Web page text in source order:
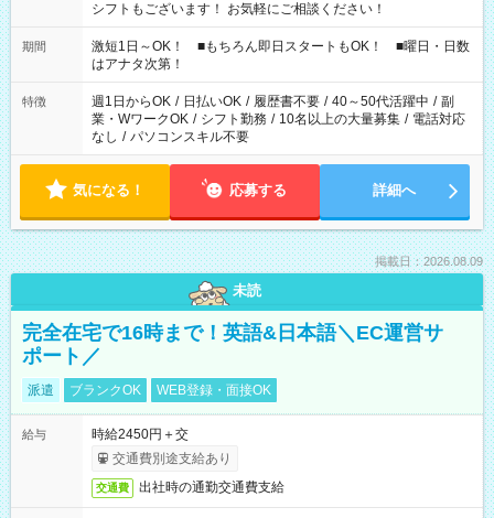
シフトもございます！ お気軽にご相談ください！
期間
激短1日～OK！ ■もちろん即日スタートもOK！ ■曜日・日数
はアナタ次第！
特徴 週1日からOK / 日払いOK / 履歴書不要 / 40～50代活躍中 / 副
業・WワークOK / シフト勤務 / 10名以上の大量募集 / 電話対応
なし / パソコンスキル不要
気になる！ 応募する 詳細へ
掲載日：2026.08.09
未読
完全在宅で16時まで！英語&日本語＼EC運営サ
ポート／
派遣 ブランクOK WEB登録・面接OK
給与
時給2450円＋交
交通費別途支給あり
交通費 出社時の通勤交通費支給